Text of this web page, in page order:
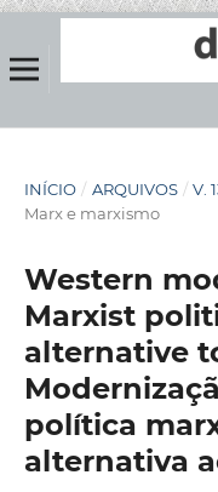
INÍCIO / ARQUIVOS / V.
Marx e marxismo
Western
Marxist
alternative
política
alternativa